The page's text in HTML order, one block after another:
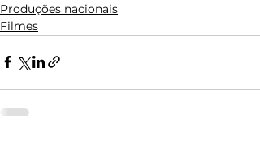
Produções nacionais
Filmes